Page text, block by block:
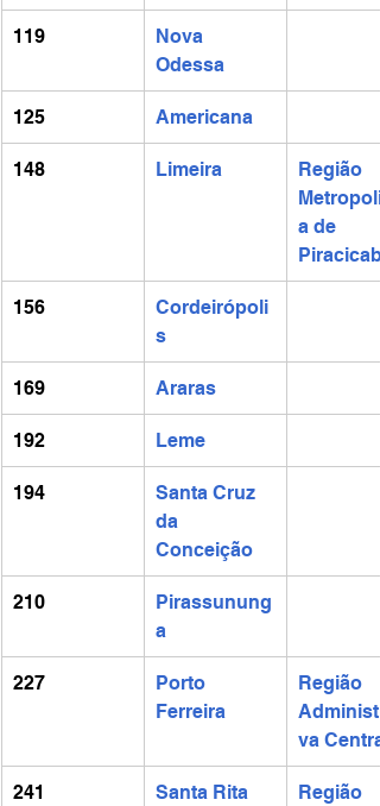
119
Nova
Odessa
125 Americana
148 Limeira
Região
a de
156
Cordeirópoli
s
169 Araras
192 Leme
194
Santa Cruz
da
Conceição
210
Pirassunung
a
227
Porto
Ferreira
Região
va Central
241
Santa Rita
Região